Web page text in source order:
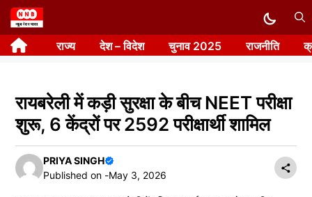
Skip
to
content राज्य देश – विदेश चुनाव 2025 राजनीति
रायबरेली में कड़ी सुरक्षा के बीच NEET परीक्षा
शुरू, 6 केंद्रों पर 2592 परीक्षार्थी शामिल
PRIYA SINGH
Published on -May 3, 2026